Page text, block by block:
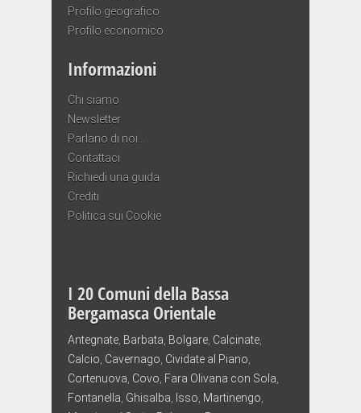
Profilo geografico
Profilo economico
Informazioni
Chi siamo
Newsletter
Parlano di noi…
Contattaci
Richiedi una guida
Crediti
Politica sui Cookie
I 20 Comuni della Bassa
Bergamasca Orientale
Antegnate Barbata Bolgare Calcinate
Calcio Cavernago Cividate al Piano
Cortenuova Covo Fara Olivana con Sola
Fontanella Ghisalba Isso Martinengo